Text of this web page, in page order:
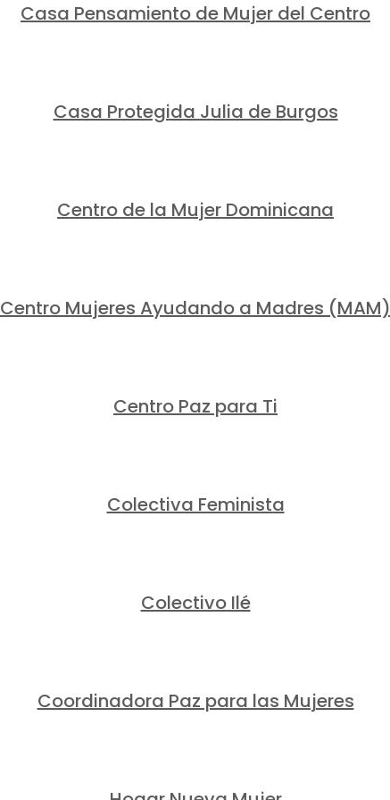
Casa Pensamiento de Mujer del Centro
Casa Protegida Julia de Burgos
Centro de la Mujer Dominicana
Centro Mujeres Ayudando a Madres (MAM)
Centro Paz para Ti
Colectiva Feminista
Colectivo Ilé
Coordinadora Paz para las Mujeres